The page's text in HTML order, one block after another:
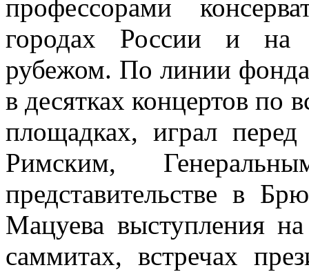
профессорами
городах России и на
рубежом. По линии
в десятках концертов по
площадках, играл
Римским,
представительстве в
Мацуева выступления
саммитах, встречах